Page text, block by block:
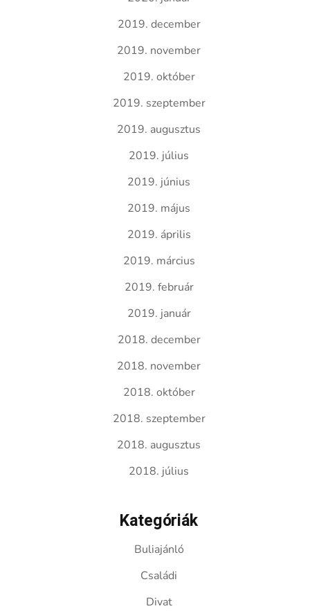
2019. december
2019. november
2019. október
2019. szeptember
2019. augusztus
2019. július
2019. június
2019. május
2019. április
2019. március
2019. február
2019. január
2018. december
2018. november
2018. október
2018. szeptember
2018. augusztus
2018. július
Kategóriák
Buliajánló
Családi
Divat